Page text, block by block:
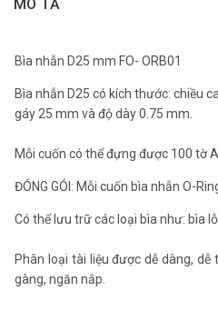
MÔ TẢ
Bìa nhẫn D25 mm FO- ORB01
Bìa nhẫn D25 có kích thước: chiều
gáy 25 mm và độ dày 0.75 mm.
Mỗi cuốn có thể đựng được 100 tờ
ĐÓNG GÓI: Mỗi cuốn bìa nhẫn O-
Có thể lưu trữ các loại bìa như: bìa
Phân loại tài liệu được dễ dàng,
gàng, ngăn nắp.